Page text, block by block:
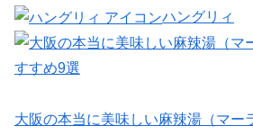
ハングリィ
大阪の本当に美味しい麻辣湯（マー